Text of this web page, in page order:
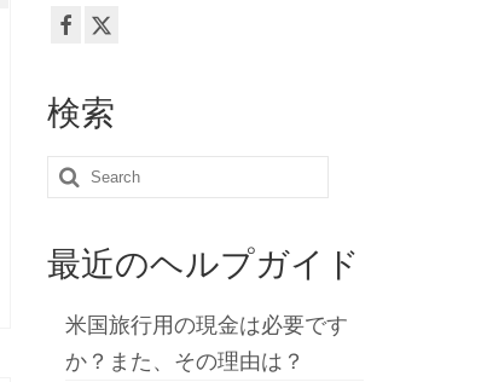
検索
Search
最近のヘルプガイド
米国旅行用の現金は必要です
か？また、その理由は？